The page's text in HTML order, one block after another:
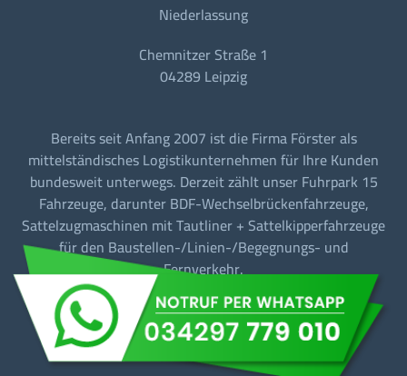
Niederlassung
Chemnitzer Straße 1
04289 Leipzig
Bereits seit Anfang 2007 ist die Firma Förster als
mittelständisches Logistikunternehmen für Ihre Kunden
bundesweit unterwegs. Derzeit zählt unser Fuhrpark 15
Fahrzeuge, darunter BDF-Wechselbrückenfahrzeuge,
Sattelzugmaschinen mit Tautliner + Sattelkipperfahrzeuge
für den Baustellen-/Linien-/Begegnungs- und
Fernverkehr.
Barrierefreiheit Datenschutz Impressum